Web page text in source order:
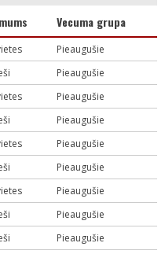
Vecuma grupa
Pieaugušie
Pieaugušie
Pieaugušie
Pieaugušie
Pieaugušie
Pieaugušie
Pieaugušie
Pieaugušie
Pieaugušie